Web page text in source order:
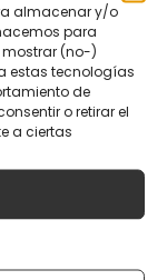
almacenar y/o
para
(no-)
estas tecnologías
de
o retirar el
a ciertas
de
WIN-
de